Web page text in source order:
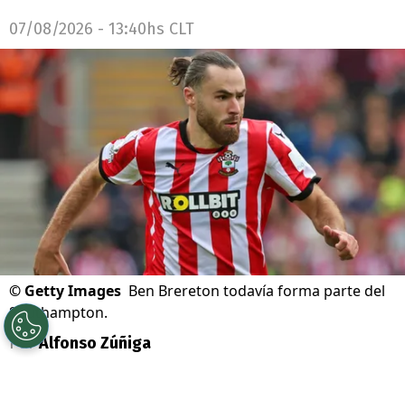
07/08/2026 - 13:40hs CLT
© Getty Images Ben Brereton todavía forma parte del
Southampton.
Por Alfonso Zúñiga